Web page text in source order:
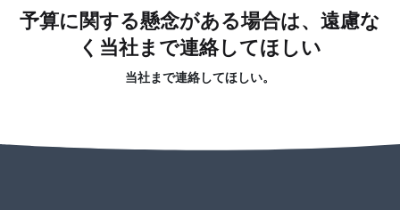
予算に関する懸念がある場合は、遠慮な
く当社まで連絡してほしい
当社まで連絡してほしい。